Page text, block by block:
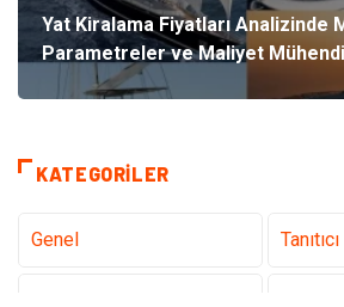
Yat Kiralama Fiyatları Analizinde
Parametreler ve Maliyet
KATEGORILER
Genel